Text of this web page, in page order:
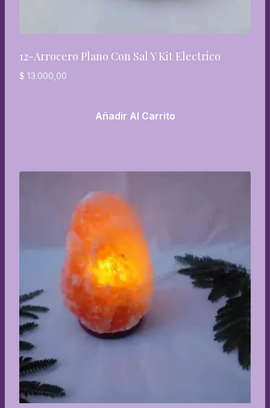
12-Arrocero Plano Con Sal Y Kit Electrico
$ 13.000,00
Añadir Al Carrito